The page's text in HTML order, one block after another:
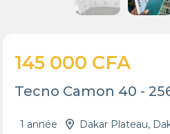
145 000 CFA
Tecno Camon 40 -
1 année
Dakar Plateau,